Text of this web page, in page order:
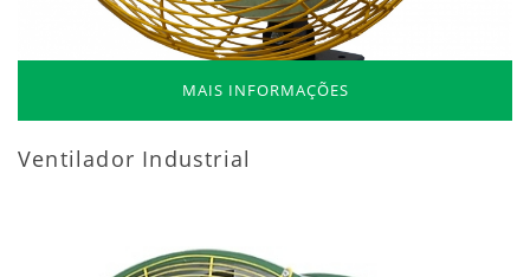
MAIS INFORMAÇÕES
Ventilador Industrial